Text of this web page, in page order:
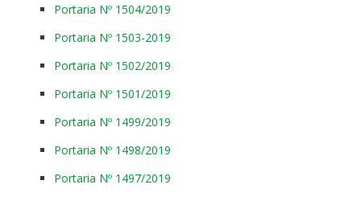
Portaria Nº 1504/2019
Portaria Nº 1503-2019
Portaria Nº 1502/2019
Portaria Nº 1501/2019
Portaria Nº 1499/2019
Portaria Nº 1498/2019
Portaria Nº 1497/2019